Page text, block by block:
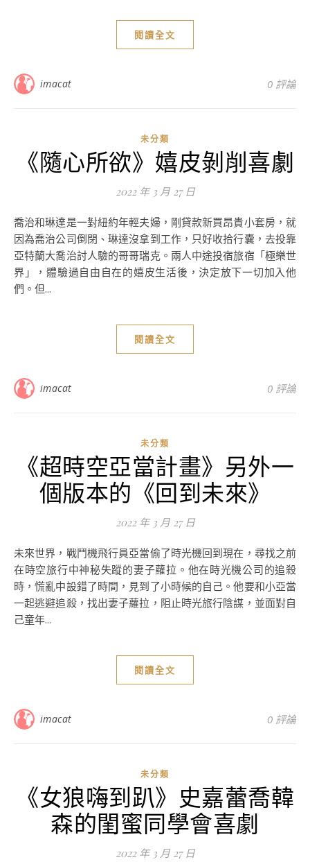
閱讀全文
imacat 0 評論
未分類
《隨心所欲》嬉皮剝削喜劇
2022 年 3 月 27 日
喬治和琳達是一對紐約年輕夫婦，剛貸款新買昂貴小套房，就
因為喬治公司倒閉、琳達沒拿到工作，只好收拾行囊，去投靠
亞特蘭大喬治討人驗的哥哥瑞克。兩人中途投宿旅宿「極樂世
界」，體驗過自由自在的嬉皮生活後，決定放下一切加入他
們。但...
閱讀全文
imacat 0 評論
未分類
《超時空亞當計畫》另外一
個版本的《回到未來》
2022 年 3 月 27 日
未來世界，戰鬥機飛行員亞當偷了時光機回到現在，尋找之前
在時空旅行中神秘失蹤的妻子蘿拉。他在時光機公司的追殺
時，慌亂中設錯了時間，見到了小時候的自己。他要和小亞當
一起逃避追殺，找出妻子蘿拉，阻止時光旅行陰謀，並面對自
己童年...
閱讀全文
imacat 0 評論
未分類
《女狼嗨到趴》史嘉蕾喬韓
森的閨蜜同學會喜劇
2022 年 3 月 27 日